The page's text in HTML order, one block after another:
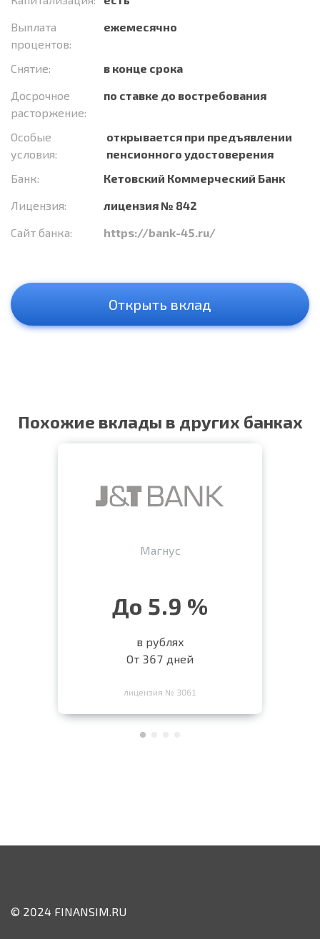
Выплата
процентов:
ежемесячно
Снятие:
в конце срока
Досрочное
расторжение:
по ставке до востребования
Особые
условия:
открывается при предъявлении
пенсионного удостоверения
Банк:
Кетовский Коммерческий Банк
Лицензия:
лицензия № 842
Сайт банка:
https://bank-45.ru/
Открыть вклад
Похожие вклады в других банках
Магнус
До 5.9 %
в рублях
От 367 дней
лицензия № 3061
© 2024 FINANSIM.RU